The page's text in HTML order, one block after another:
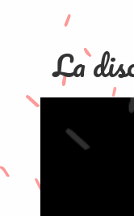
La